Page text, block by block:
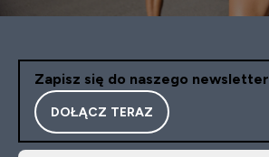
Zapisz się do naszego
DOŁĄCZ TERAZ